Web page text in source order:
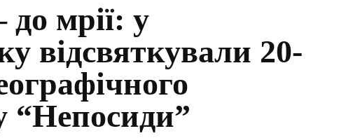
мрії: у
відсвяткували 20-
“Непосиди”